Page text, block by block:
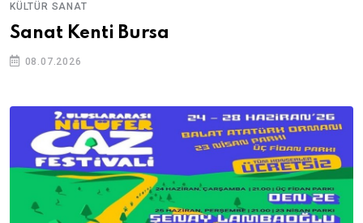
KÜLTÜR SANAT
Sanat Kenti Bursa
08.07.2026